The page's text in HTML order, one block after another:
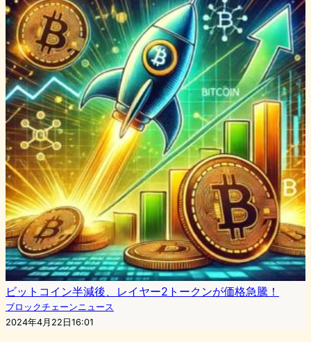
ビットコイン半減後、レイヤー2トークンが価格急騰！
ブロックチェーンニュース
2024年4月22日16:01